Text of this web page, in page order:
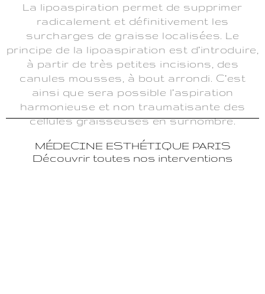
La lipoaspiration permet de supprimer
radicalement et définitivement les
surcharges de graisse localisées. Le
principe de la lipoaspiration est d’introduire,
à partir de très petites incisions, des
canules mousses, à bout arrondi. C’est
ainsi que sera possible l’aspiration
harmonieuse et non traumatisante des
cellules graisseuses en surnombre.
MÉDECINE ESTHÉTIQUE PARIS
Découvrir toutes nos interventions